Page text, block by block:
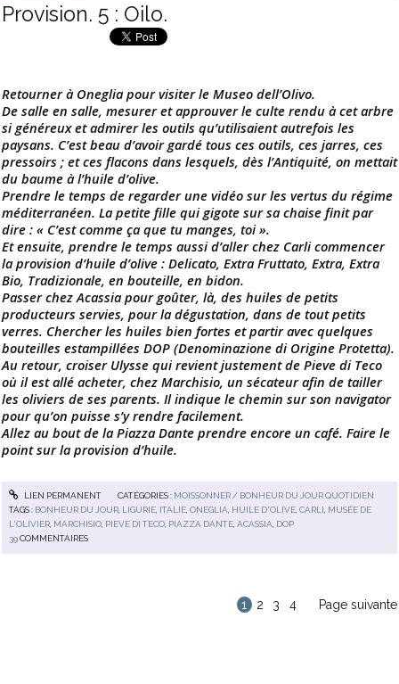
Provision. 5 : Oilo.
Retourner à Oneglia pour visiter le Museo dell’Olivo.
De salle en salle, mesurer et approuver le culte rendu à cet arbre
si généreux et admirer les outils qu’utilisaient autrefois les
paysans. C’est beau d’avoir gardé tous ces outils, ces jarres, ces
pressoirs ; et ces flacons dans lesquels, dès l’Antiquité, on mettait
du baume à l’huile d’olive.
Prendre le temps de regarder une vidéo sur les vertus du régime
méditerranéen. La petite fille qui gigote sur sa chaise finit par
dire : « C’est comme ça que tu manges, toi ».
Et ensuite, prendre le temps aussi d’aller chez Carli commencer
la provision d’huile d’olive : Delicato, Extra Fruttato, Extra, Extra
Bio, Tradizionale, en bouteille, en bidon.
Passer chez Acassia pour goûter, là, des huiles de petits
producteurs servies, pour la dégustation, dans de tout petits
verres. Chercher les huiles bien fortes et partir avec quelques
bouteilles estampillées DOP (Denominazione di Origine Protetta).
Au retour, croiser Ulysse qui revient justement de Pieve di Teco
où il est allé acheter, chez Marchisio, un sécateur afin de tailler
les oliviers de ses parents. Il indique le chemin sur son navigator
pour qu’on puisse s’y rendre facilement.
Allez au bout de la Piazza Dante prendre encore un café. Faire le
point sur la provision d’huile.
LIEN PERMANENT CATÉGORIES : MOISSONNER / BONHEUR DU JOUR QUOTIDIEN
TAGS : BONHEUR DU JOUR, LIGURIE, ITALIE,ONEGLIA, HUILE D'OLIVE,CARLI, MUSÉE DE
L'OLIVIER, MARCHISIO, PIEVE DI TECO, PIAZZA DANTE,ACASSIA, DOP
39COMMENTAIRES
1 2 3 4 Page suivante